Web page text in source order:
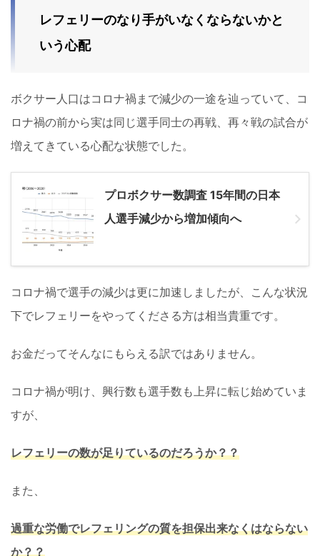
レフェリーのなり手がいなくならないかと
いう心配
ボクサー人口はコロナ禍まで減少の一途を辿っていて、コ
ロナ禍の前から実は同じ選手同士の再戦、再々戦の試合が
増えてきている心配な状態でした。
プロボクサー数調査 15年間の日本
人選手減少から増加傾向へ
コロナ禍で選手の減少は更に加速しましたが、こんな状況
下でレフェリーをやってくださる方は相当貴重です。
お金だってそんなにもらえる訳ではありません。
コロナ禍が明け、興行数も選手数も上昇に転じ始めていま
すが、
レフェリーの数が足りているのだろうか？？
また、
過重な労働でレフェリングの質を担保出来なくはならない
か？？